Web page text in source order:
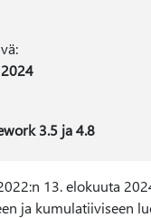
3.5 ja 4.8
13. elokuuta
ja kumulatiiviseen